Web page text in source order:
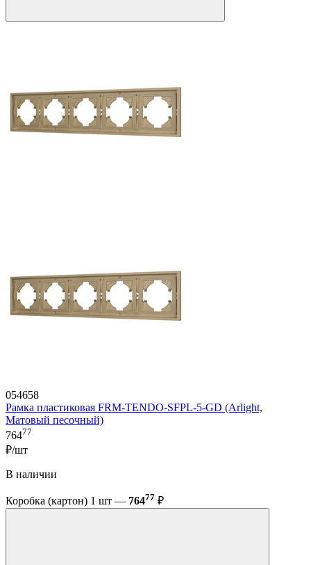
054658
Рамка пластиковая FRM-TENDO-SFPL-5-GD (Arlight,
Матовый песочный)
76477
₽/шт
В наличии
Коробка (картон) 1 шт — 76477 ₽